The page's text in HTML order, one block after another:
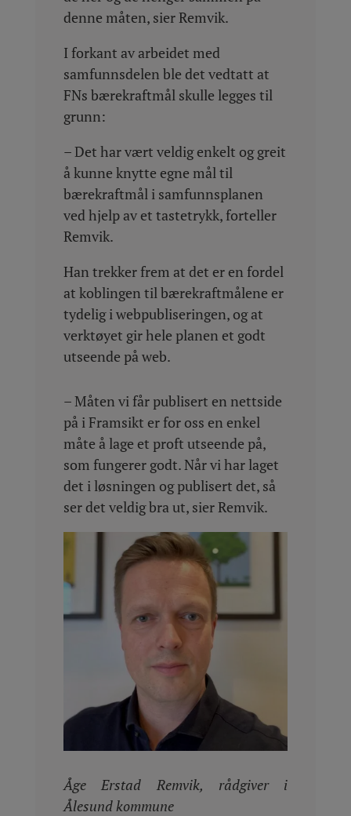
denne måten, sier Remvik.
I forkant av arbeidet med
samfunnsdelen ble det vedtatt at
FNs bærekraftmål skulle legges til
grunn:
– Det har vært veldig enkelt og greit
å kunne knytte egne mål til
bærekraftmål i samfunnsplanen
ved hjelp av et tastetrykk, forteller
Remvik.
Han trekker frem at det er en fordel
at koblingen til bærekraftmålene er
tydelig i webpubliseringen, og at
verktøyet gir hele planen et godt
utseende på web.
– Måten vi får publisert en nettside
på i Framsikt er for oss en enkel
måte å lage et proft utseende på,
som fungerer godt. Når vi har laget
det i løsningen og publisert det, så
ser det veldig bra ut, sier Remvik.
Åge Erstad Remvik, rådgiver i
Ålesund kommune